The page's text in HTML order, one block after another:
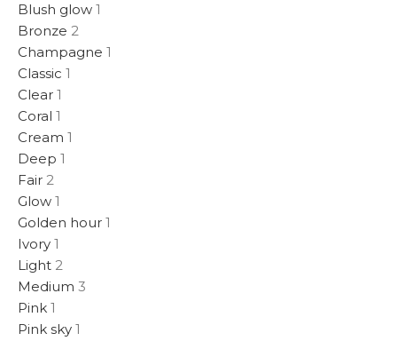
Blush glow 1
Bronze 2
Champagne 1
Classic 1
Clear 1
Coral 1
Cream 1
Deep 1
Fair 2
Glow 1
Golden hour 1
Ivory 1
Light 2
Medium 3
Pink 1
Pink sky 1